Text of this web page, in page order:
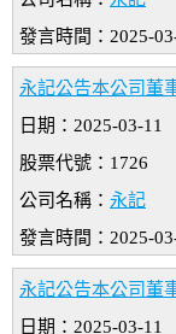
發言時間：2025-
永記公告本公司董
日期：2025-03-11
股票代號：1726
公司名稱： 永記
發言時間：2025-
永記公告本公司董
日期：2025-03-11